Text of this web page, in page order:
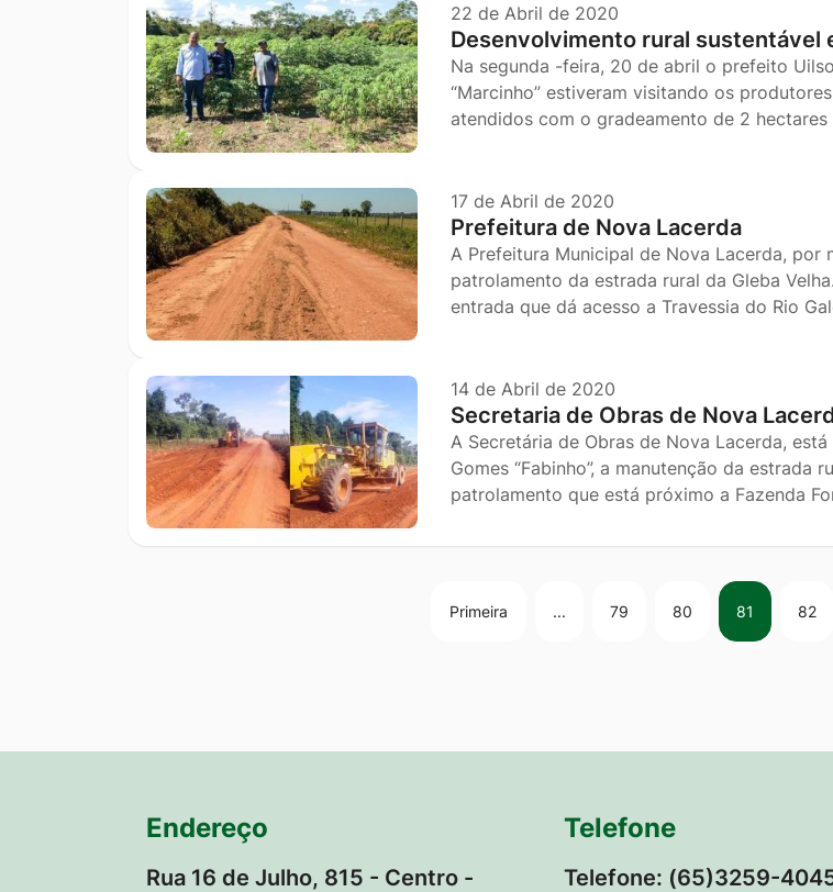
22 de Abril de 2020
Desenvolvimento rural sustentável
Na segunda -feira, 20 de abril o prefeito
“Marcinho” estiveram visitando os
atendidos com o gradeamento de 2
17 de Abril de 2020
Prefeitura de Nova Lacerda
A Prefeitura Municipal de Nova Lacerda,
patrolamento da estrada rural da Gleba
entrada que dá acesso a Travessia do Rio
14 de Abril de 2020
Secretaria de Obras de Nova
A Secretária de Obras de Nova Lacerda,
Gomes “Fabinho”, a manutenção da
patrolamento que está próximo a Fazenda
Primeira ... 79 80 81 82
Endereço
Rua 16 de Julho, 815 - Centro -
Telefone
Telefone: (65)3259-